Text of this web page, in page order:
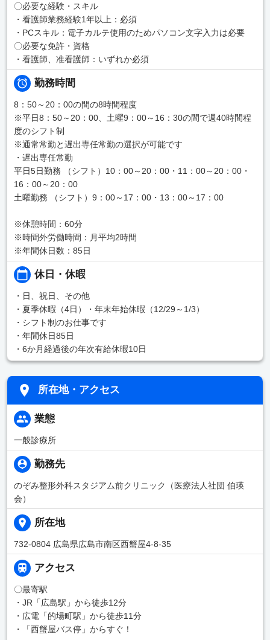
〇必要な経験・スキル
・看護師業務経験1年以上：必須
・PCスキル：電子カルテ使用のためパソコン文字入力は必要
〇必要な免許・資格
・看護師、准看護師：いずれか必須
勤務時間
8：50～20：00の間の8時間程度
※平日8：50～20：00、土曜9：00～16：30の間で週40時間程
度のシフト制
※通常常勤と遅出専任常勤の選択が可能です
・遅出専任常勤
平日5日勤務 （シフト）10：00～20：00・11：00～20：00・
16：00～20：00
土曜勤務 （シフト）9：00～17：00・13：00～17：00
※休憩時間：60分
※時間外労働時間：月平均2時間
※年間休日数：85日
休日・休暇
・日、祝日、その他
・夏季休暇（4日）・年末年始休暇（12/29～1/3）
・シフト制のお仕事です
・年間休日85日
・6か月経過後の年次有給休暇10日
所在地・アクセス
業態
一般診療所
勤務先
のぞみ整形外科スタジアム前クリニック（医療法人社団 伯瑛
会）
所在地
732-0804 広島県広島市南区西蟹屋4-8-35
アクセス
〇最寄駅
・JR「広島駅」から徒歩12分
・広電「的場町駅」から徒歩11分
・「西蟹屋バス停」からすぐ！